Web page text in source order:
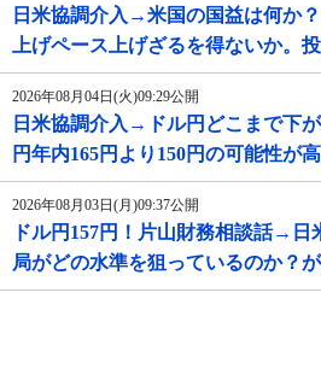
日米協調介入→米国の国益は何か
上げペース上げざるを得ないか。
2026年08月04日(火)09:29公開
日米協調介入→ドル円どこまで下
円年内165円より150円の可能性が高
2026年08月03日(月)09:37公開
ドル円157円！片山財務相談話→日
局がどの水準を狙っているのか？が